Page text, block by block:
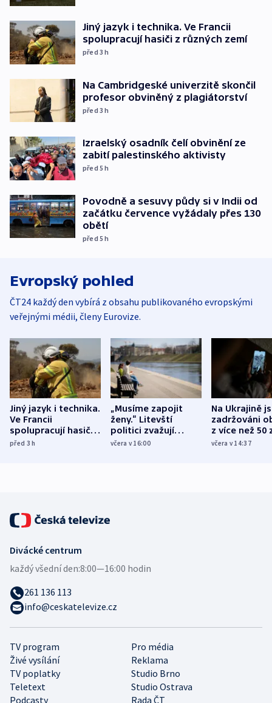
Jiný jazyk i technika. Ve Francii
spolupracují hasiči z různých zemí
před 3h
Na Cambridgeské univerzitě skončil
profesor obviněný z plagiátorství
před 3h
Izraelský osadník čelí obvinění ze
zabití palestinského aktivisty
před 5h
Povodně a sesuvy půdy si v Indii od
začátku července vyžádaly přes 130
obětí
před 5h
Evropský pohled
ČT24 každý den vybírá z obsahu publikovaného evropskými
veřejnými médii, členy Eurovize.
Jiný jazyk i technika.
Ve Francii
spolupracují hasiči z
různých zemí
před 3h
„Musíme zapojit
ženy.“ Litevští
politici zvažují
dohodu o
včera v 16:00
Na Ukrajině
zadržováni
z více než 50
Bojovali na
včera v 14:37
TV program
Pro média
Živé vysílání
Reklama
TV poplatky
Studio Brno
Teletext
Studio Ostrava
Podcasty
Rada ČT
Divácké centrum
každý všední den:8:00—16:00 hodin
261 136 113
info@ceskatelevize.cz